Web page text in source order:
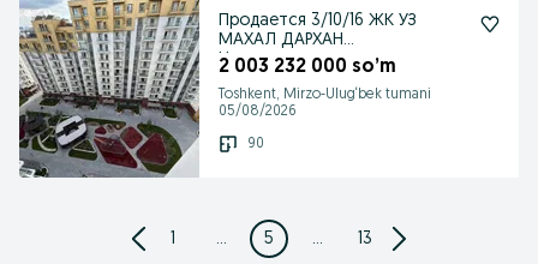
Продается 3/10/16 ЖК УЗ
МАХАЛ ДАРХАН
Новомосковская
2 003 232 000 so’m
Toshkent, Mirzo-Ulug‘bek tumani
05/08/2026
90
1 ... 5 ... 13